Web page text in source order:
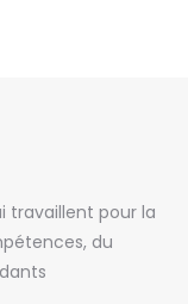
travaillent pour la
du